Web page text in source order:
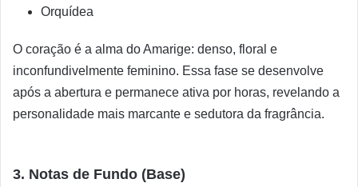
Orquídea
O coração é a alma do Amarige: denso, floral e
inconfundivelmente feminino. Essa fase se desenvolve
após a abertura e permanece ativa por horas, revelando a
personalidade mais marcante e sedutora da fragrância.
3. Notas de Fundo (Base)